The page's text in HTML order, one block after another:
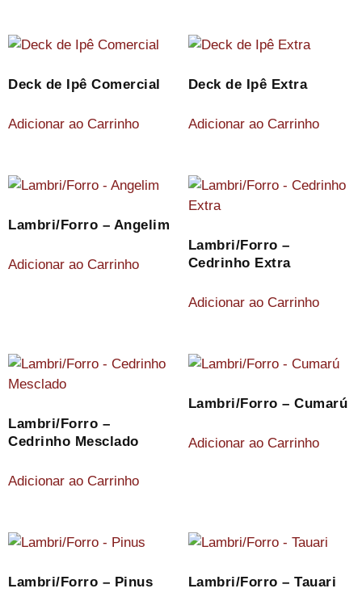
Deck de Ipê Comercial
Adicionar ao Carrinho
Deck de Ipê Extra
Adicionar ao Carrinho
Lambri/Forro – Angelim
Adicionar ao Carrinho
Lambri/Forro –
Cedrinho Extra
Adicionar ao Carrinho
Lambri/Forro –
Cedrinho Mesclado
Adicionar ao Carrinho
Lambri/Forro – Cumarú
Adicionar ao Carrinho
Lambri/Forro – Pinus Lambri/Forro – Tauari